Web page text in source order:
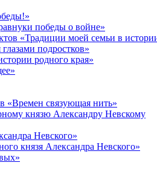
победы о войне»
«Традиции моей семьи в
подростков»
родного края»
«Времен связующая нить»
князю Александру Невскому
Невского»
князя Александра Невского»